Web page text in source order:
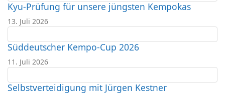
Kyu-Prüfung für unsere jüngsten Kempokas
13. Juli 2026
Süddeutscher Kempo-Cup 2026
11. Juli 2026
Selbstverteidigung mit Jürgen Kestner